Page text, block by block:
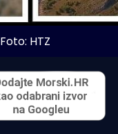
Foto: HTZ